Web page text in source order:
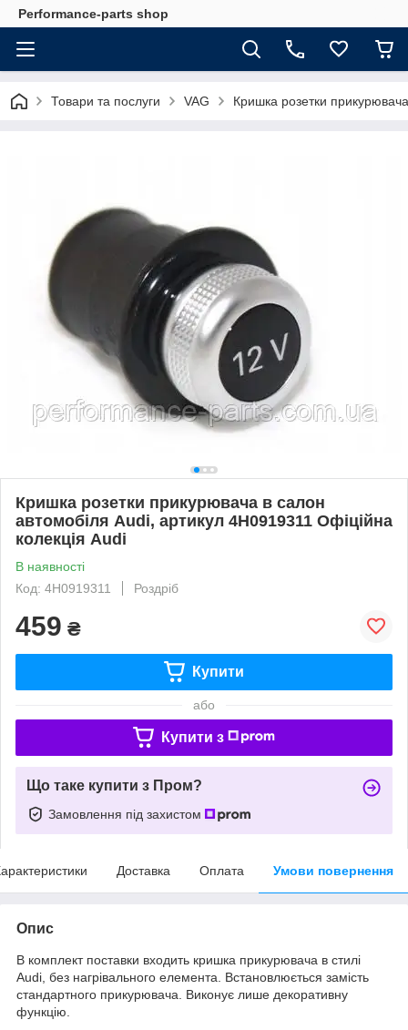
Performance-parts shop
Товари та послуги VAG Кришка розетки
Кришка розетки прикурювача в салон
автомобіля Audi, артикул 4H0919311 Офіційна
колекція Audi
В наявності
Код: 4H0919311
Роздріб
459 ₴
Купити
або
Купити з
Що таке купити з Пром?
Замовлення під захистом
Доставка Оплата Умови повернення
Опис
В комплект поставки входить кришка прикурювача в стилі
Audi, без нагрівального елемента. Встановлюється замість
стандартного прикурювача. Виконує лише декоративну
функцію.